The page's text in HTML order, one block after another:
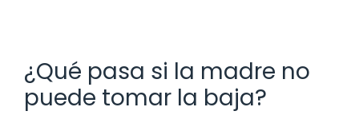
¿Qué pasa si la madre no
puede tomar la baja?